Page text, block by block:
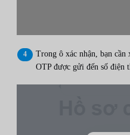
Trong ô xác nhận, bạn cần
OTP được gửi đến số điện